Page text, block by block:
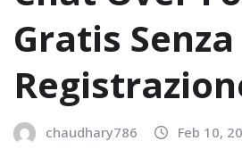
Gratis Senza
chaudhary786 Feb 10,